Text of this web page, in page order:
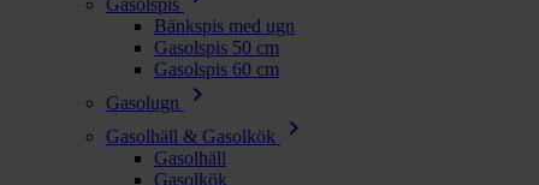
Gasolspis
Bänkspis med ugn
Gasolspis 50 cm
Gasolspis 60 cm
Gasolugn
chevron_right
Gasolhäll & Gasolkök chevron_right
Gasolhäll
Gasolkök